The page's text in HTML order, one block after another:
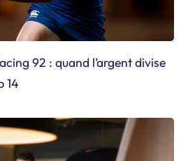
92 : quand l’argent divise
14